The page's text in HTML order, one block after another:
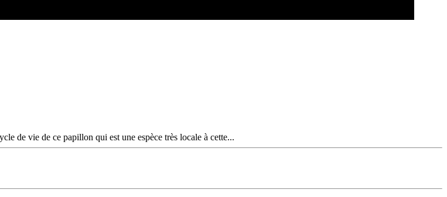
de vie de ce papillon qui est une espèce très locale à cette...